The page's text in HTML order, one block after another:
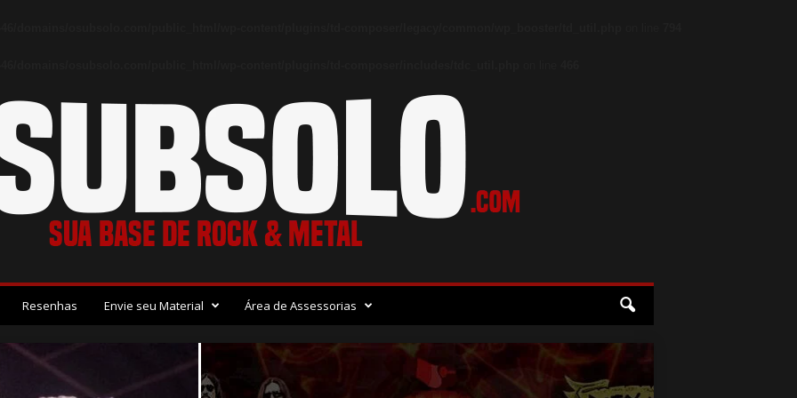
Resenhas Envie seu Material Área de Assessorias